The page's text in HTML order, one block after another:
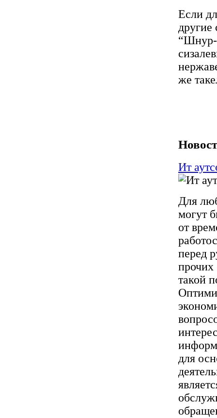
Если
другие
“Шнур-
же
Ит
Для
могут
от
перед
такой
для